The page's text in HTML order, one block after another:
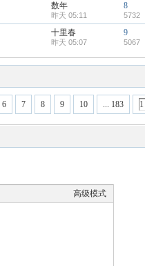
数年
昨天 05:11
8
5732
十里春
昨天 05:07
9
5067
6 7 8 9 10 ... 183
高级模式